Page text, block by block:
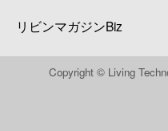
リビンマガジンBiz
Copyright © Living